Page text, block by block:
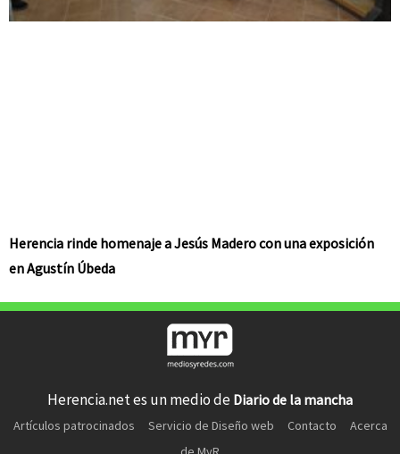
Herencia rinde homenaje a Jesús Madero con una exposición
en Agustín Úbeda
Herencia.net es un medio de Diario de la mancha
Artículos patrocinados Servicio de Diseño web Contacto
Acerca